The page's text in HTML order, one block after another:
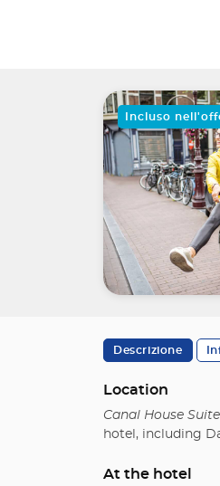
Incluso
Descrizione
Location
Canal House
hotel, including
At the hotel